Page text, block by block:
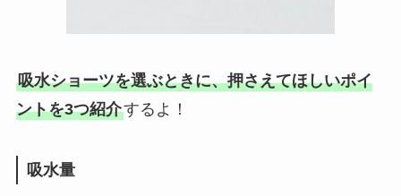
吸水ショーツを選ぶときに、押さえてほしいポイ
ントを3つ紹介するよ！
吸水量